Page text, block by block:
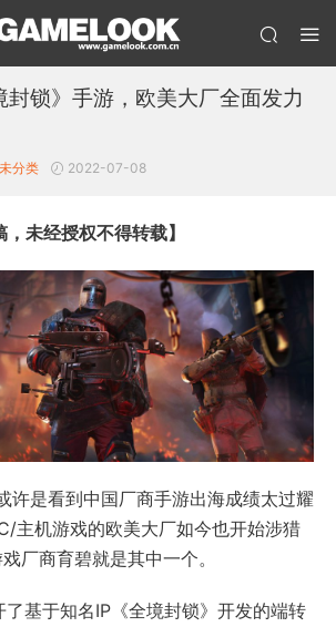
封锁》手游，欧美大厂全面发力
未分类 2022-07-08
未经授权不得转载】
许是看到中国厂商手游出海成绩太过耀
主机游戏的欧美大厂如今也开始涉猎
厂商育碧就是其中一个。
基于知名IP《全境封锁》开发的端转